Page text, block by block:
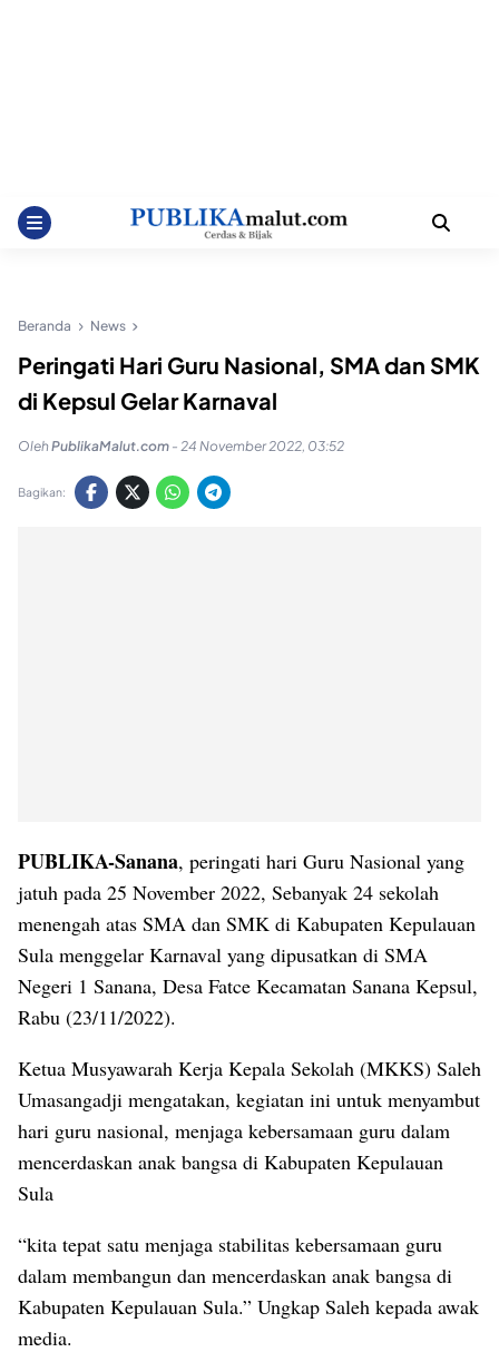
Beranda News
Peringati Hari Guru Nasional, SMA dan SMK
di Kepsul Gelar Karnaval
OlehPublikaMalut.com - 24 November 2022, 03:52
Bagikan:
PUBLIKA-Sanana, peringati hari Guru Nasional yang
jatuh pada 25 November 2022, Sebanyak 24 sekolah
menengah atas SMA dan SMK di Kabupaten Kepulauan
Sula menggelar Karnaval yang dipusatkan di SMA
Negeri 1 Sanana, Desa Fatce Kecamatan Sanana Kepsul,
Rabu (23/11/2022).
Ketua Musyawarah Kerja Kepala Sekolah (MKKS) Saleh
Umasangadji mengatakan, kegiatan ini untuk menyambut
hari guru nasional, menjaga kebersamaan guru dalam
mencerdaskan anak bangsa di Kabupaten Kepulauan
Sula
“kita tepat satu menjaga stabilitas kebersamaan guru
dalam membangun dan mencerdaskan anak bangsa di
Kabupaten Kepulauan Sula.” Ungkap Saleh kepada awak
media.